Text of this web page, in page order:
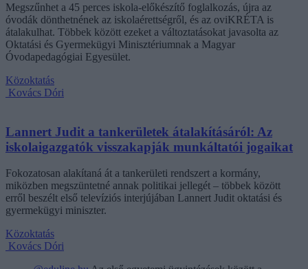
Megszűnhet a 45 perces iskola-előkészítő foglalkozás, újra az
óvodák dönthetnének az iskolaérettségről, és az oviKRÉTA is
átalakulhat. Többek között ezeket a változtatásokat javasolta az
Oktatási és Gyermekügyi Minisztériumnak a Magyar
Óvodapedagógiai Egyesület.
Közoktatás
Kovács Dóri
Lannert Judit a tankerületek átalakításáról: Az
iskolaigazgatók visszakapják munkáltatói jogaikat
Fokozatosan alakítaná át a tankerületi rendszert a kormány,
miközben megszüntetné annak politikai jellegét – többek között
erről beszélt első televíziós interjújában Lannert Judit oktatási és
gyermekügyi miniszter.
Közoktatás
Kovács Dóri